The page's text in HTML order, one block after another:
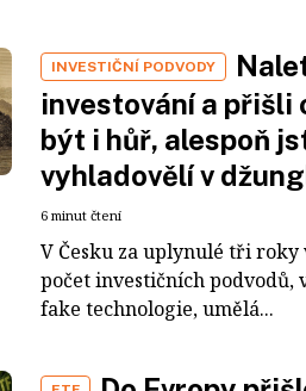
INVESTIČNÍ PODVODY
investování a přišli
být i hůř, alespoň
vyhladovělí v
6 minut čtení
V Česku za uplynulé tři
počet investičních podvodů,
fake technologie, umělá...